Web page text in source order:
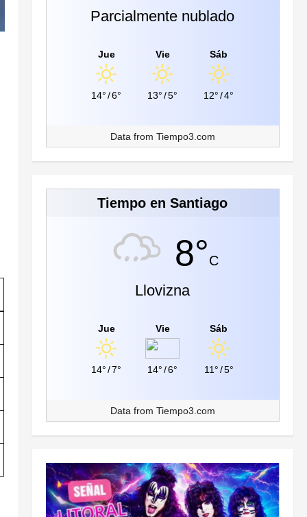
Parcialmente nublado
Jue
14° /6°
Vie
13° /5°
Sáb
12° /4°
Data from Tiempo3.com
Tiempo en Santiago
8°C
Llovizna
Jue
14° /7°
Vie
14° /6°
Sáb
11°/5°
Data from Tiempo3.com